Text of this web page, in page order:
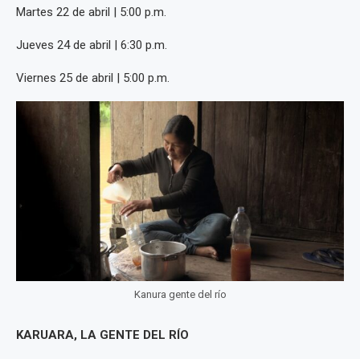
Martes 22 de abril | 5:00 p.m.
Jueves 24 de abril | 6:30 p.m.
Viernes 25 de abril | 5:00 p.m.
Kanura gente del río
KARUARA, LA GENTE DEL RÍO